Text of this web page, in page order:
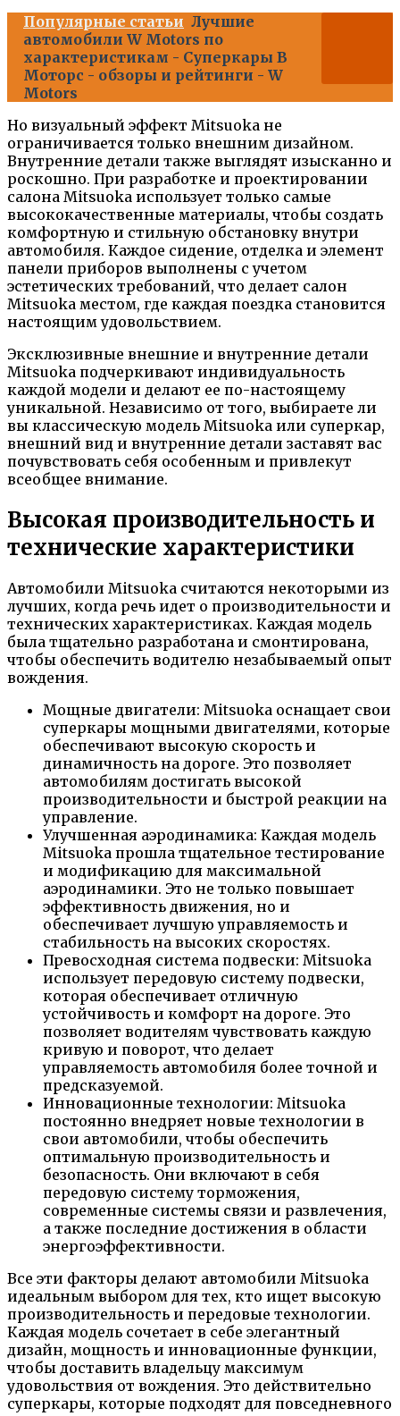
Популярные статьи Лучшие
автомобили W Motors по
характеристикам - Суперкары В
Моторс - обзоры и рейтинги - W
Motors
Но визуальный эффект Mitsuoka не
ограничивается только внешним дизайном.
Внутренние детали также выглядят изысканно и
роскошно. При разработке и проектировании
салона Mitsuoka использует только самые
высококачественные материалы, чтобы создать
комфортную и стильную обстановку внутри
автомобиля. Каждое сидение, отделка и элемент
панели приборов выполнены с учетом
эстетических требований, что делает салон
Mitsuoka местом, где каждая поездка становится
настоящим удовольствием.
Эксклюзивные внешние и внутренние детали
Mitsuoka подчеркивают индивидуальность
каждой модели и делают ее по-настоящему
уникальной. Независимо от того, выбираете ли
вы классическую модель Mitsuoka или суперкар,
внешний вид и внутренние детали заставят вас
почувствовать себя особенным и привлекут
всеобщее внимание.
Высокая производительность и
технические характеристики
Автомобили Mitsuoka считаются некоторыми из
лучших, когда речь идет о производительности и
технических характеристиках. Каждая модель
была тщательно разработана и смонтирована,
чтобы обеспечить водителю незабываемый опыт
вождения.
Мощные двигатели: Mitsuoka оснащает свои
суперкары мощными двигателями, которые
обеспечивают высокую скорость и
динамичность на дороге. Это позволяет
автомобилям достигать высокой
производительности и быстрой реакции на
управление.
Улучшенная аэродинамика: Каждая модель
Mitsuoka прошла тщательное тестирование
и модификацию для максимальной
аэродинамики. Это не только повышает
эффективность движения, но и
обеспечивает лучшую управляемость и
стабильность на высоких скоростях.
Превосходная система подвески: Mitsuoka
использует передовую систему подвески,
которая обеспечивает отличную
устойчивость и комфорт на дороге. Это
позволяет водителям чувствовать каждую
кривую и поворот, что делает
управляемость автомобиля более точной и
предсказуемой.
Инновационные технологии: Mitsuoka
постоянно внедряет новые технологии в
свои автомобили, чтобы обеспечить
оптимальную производительность и
безопасность. Они включают в себя
передовую систему торможения,
современные системы связи и развлечения,
а также последние достижения в области
энергоэффективности.
Все эти факторы делают автомобили Mitsuoka
идеальным выбором для тех, кто ищет высокую
производительность и передовые технологии.
Каждая модель сочетает в себе элегантный
дизайн, мощность и инновационные функции,
чтобы доставить владельцу максимум
удовольствия от вождения. Это действительно
суперкары, которые подходят для повседневного